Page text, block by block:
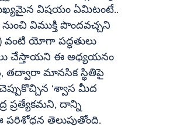
విషయం ఏమిటంటే..
విముక్తి పొందవచ్చని
చేస్తాయని ఈ అధ్యయనం
తద్వారా మానసిక స్థితిపై
‘శ్వాస మీద
ప్రత్యేకమని, దాన్ని
పరిశోధన తెలుపుతోంది.